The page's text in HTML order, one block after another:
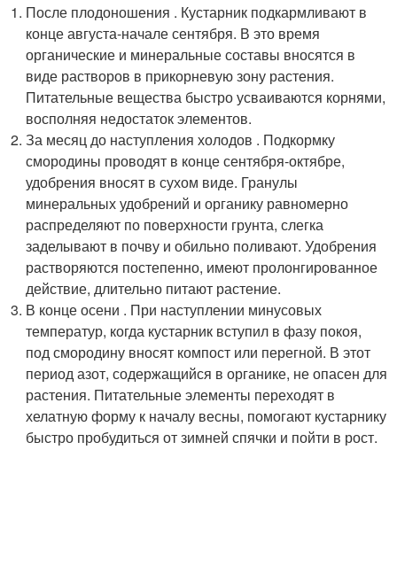
После плодоношения . Кустарник подкармливают в
конце августа-начале сентября. В это время
органические и минеральные составы вносятся в
виде растворов в прикорневую зону растения.
Питательные вещества быстро усваиваются корнями,
восполняя недостаток элементов.
За месяц до наступления холодов . Подкормку
смородины проводят в конце сентября-октябре,
удобрения вносят в сухом виде. Гранулы
минеральных удобрений и органику равномерно
распределяют по поверхности грунта, слегка
заделывают в почву и обильно поливают. Удобрения
растворяются постепенно, имеют пролонгированное
действие, длительно питают растение.
В конце осени . При наступлении минусовых
температур, когда кустарник вступил в фазу покоя,
под смородину вносят компост или перегной. В этот
период азот, содержащийся в органике, не опасен для
растения. Питательные элементы переходят в
хелатную форму к началу весны, помогают кустарнику
быстро пробудиться от зимней спячки и пойти в рост.